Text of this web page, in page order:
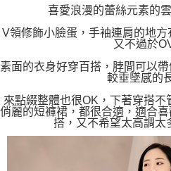
喜愛浪漫的蕾絲元素的
V領修飾小臉蛋，手袖連肩的地
又不過於
素面的衣身好穿百搭，脖間可以
較垂墜感的
來點綴整體也很OK，下著穿搭
俏麗的短褲裙，都很合適，適合
搭，又不希望太高調太